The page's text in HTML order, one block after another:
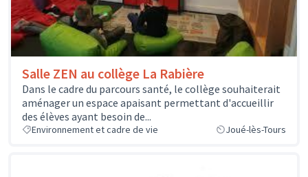
Salle ZEN au collège La Rabière
Dans le cadre du parcours santé, le collège souhaiterait
aménager un espace apaisant permettant d'accueillir
des élèves ayant besoin de...
Environnement et cadre de vie Joué-lès-Tours